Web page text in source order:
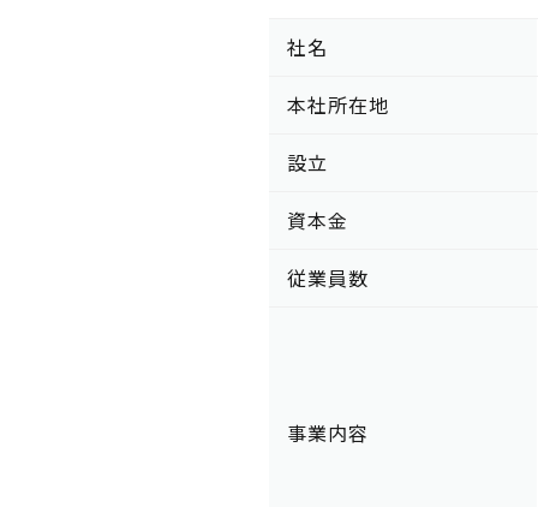
社名
本社所在地
設立
資本金
従業員数
事業内容